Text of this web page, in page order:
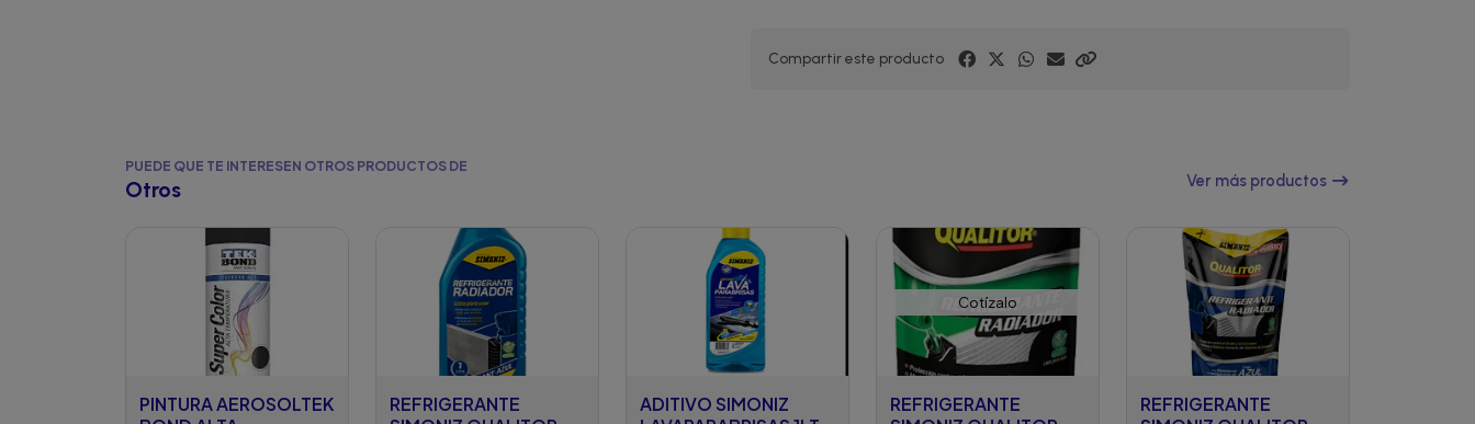
Compartir este producto
PUEDE QUE TE INTERESEN OTROS PRODUCTOS DE
Otros Ver más productos
PINTURA AEROSOLTEK
REFRIGERANTE
ADITIVO SIMONIZ
Cotízalo
REFRIGERANTE
REFRIGERANTE